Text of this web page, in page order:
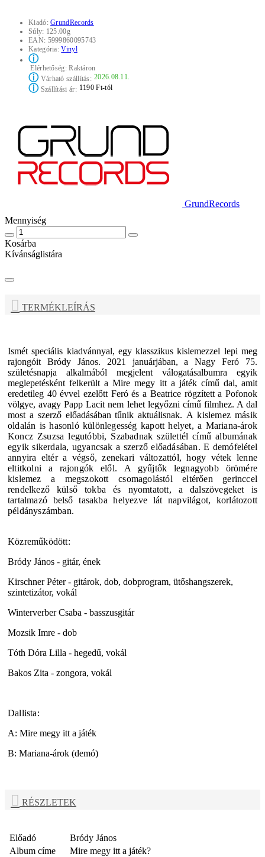
Kiadó:GrundRecords
Súly: 125.00g
EAN: 5999860095743
Kategória:Vinyl
ⓘ
Elérhetőség:Raktáron
ⓘVárható szállítás: 2026.08.11.
ⓘSzállítási ár: 1190 Ft-tól
GrundRecords
Mennyiség
Kosárba
Kívánságlistára
TERMÉKLEÍRÁS
Ismét speciális kiadvánnyal, egy klasszikus kislemezzel lepi meg
rajongóit Bródy János. 2021 januárjában, a Nagy Feró 75.
születésnapja alkalmából megjelent válogatásalbumra egyik
meglepetésként felkerült a Mire megy itt a játék című dal, amit
eredetileg 40 évvel ezelőtt Feró és a Beatrice rögzített a Pofonok
völgye, avagy Papp Lacit nem lehet legyőzni című filmhez. A dal
most a szerző előadásában tűnik aktuálisnak. A kislemez másik
oldalán is hasonló különlegesség kapott helyet, a Mariana-árok
Koncz Zsuzsa legutóbbi, Szabadnak születtél című albumának
egyik sikerdala, ugyancsak a szerző előadásában. E demófelétel
annyira eltér a végső, zenekari változattól, hogy vétek lenne
eltitkolni a rajongók elől. A gyűjtők legnagyobb örömére
kislemez a megszokott csomagolástól eltérően gerinccel
rendelkező külső tokba és nyomtatott, a dalszövegeket is
tartalmazó belső tasakba helyezve lát napvilágot, korlátozott
példányszámban.
Közreműködött:
Bródy János - gitár, ének
Kirschner Péter - gitárok, dob, dobprogram, ütőshangszerek,
szintetizátor, vokál
Winterverber Csaba - basszusgitár
Mozsik Imre - dob
Tóth Dóra Lilla - hegedű, vokál
Bakos Zita - zongora, vokál
Dallista:
A: Mire megy itt a játék
B: Mariana-árok (demó)
RÉSZLETEK
Előadó
Bródy János
Album címe
Mire megy itt a játék?